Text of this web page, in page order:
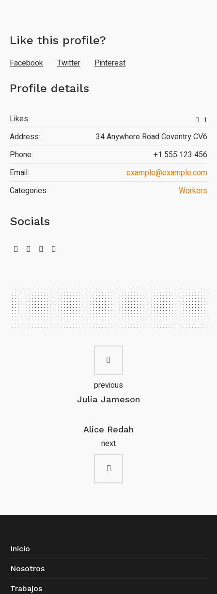
Like this profile?
Facebook Twitter Pinterest
Profile details
Likes: 1
Address:
34 Anywhere Road Coventry CV6
Phone:
+1 555 123 456
Email:
example@example.com
Categories:
Workers
Socials
Julia Jameson
previous
Alice Redah
next
Inicio
Nosotros
Trabajos